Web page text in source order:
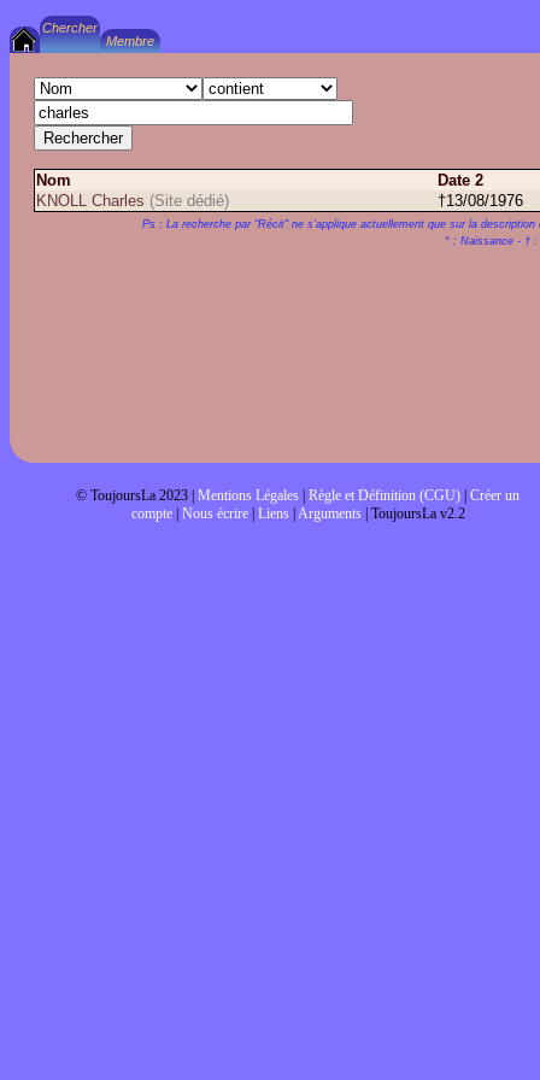
Nom
Date 2
KNOLL Charles (Site dédié) †13/08/1976
Ps : La recherche par "Récit" ne s'applique actuellement que sur la description
° : Naissance - †
© ToujoursLa 2023 | Mentions Légales Règle et Définition (CGU) Créer un
compte| Nous écrire| Liens| Arguments| ToujoursLa v2.2